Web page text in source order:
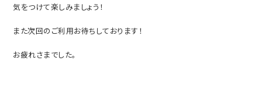
気をつけて楽しみましょう！
また次回のご利用お待ちしております！
お疲れさまでした。